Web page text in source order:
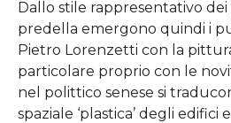
Dallo stile rappresentativo
predella emergono quindi i
Pietro Lorenzetti con la
particolare proprio con le
nel polittico senese si
spaziale ‘plastica’ degli edifici